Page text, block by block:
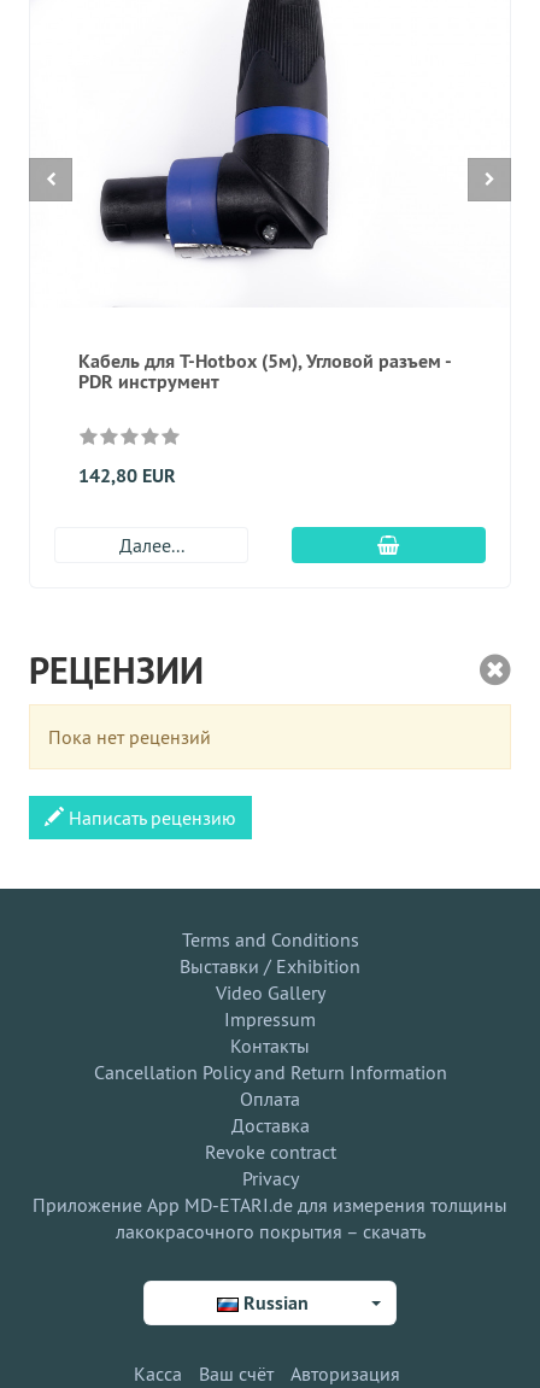
Кабель для T-Hotbox (5м), Угловой разъем -
PDR инструмент
142,80 EUR
Далее... Добавить в
РЕЦЕНЗИИ
Пока нет рецензий
Написать рецензию
Terms and Conditions
Выставки / Exhibition
Video Gallery
Impressum
Контакты
Cancellation Policy and Return Information
Оплата
Доставка
Revoke contract
Privacy
Приложение App MD-ETARI.de для измерения толщины
лакокрасочного покрытия – скачать
Russian
Касса Ваш счёт Авторизация